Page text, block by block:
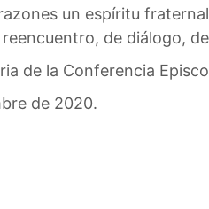
un espíritu
de diálogo,
de la Conferencia
de 2020.